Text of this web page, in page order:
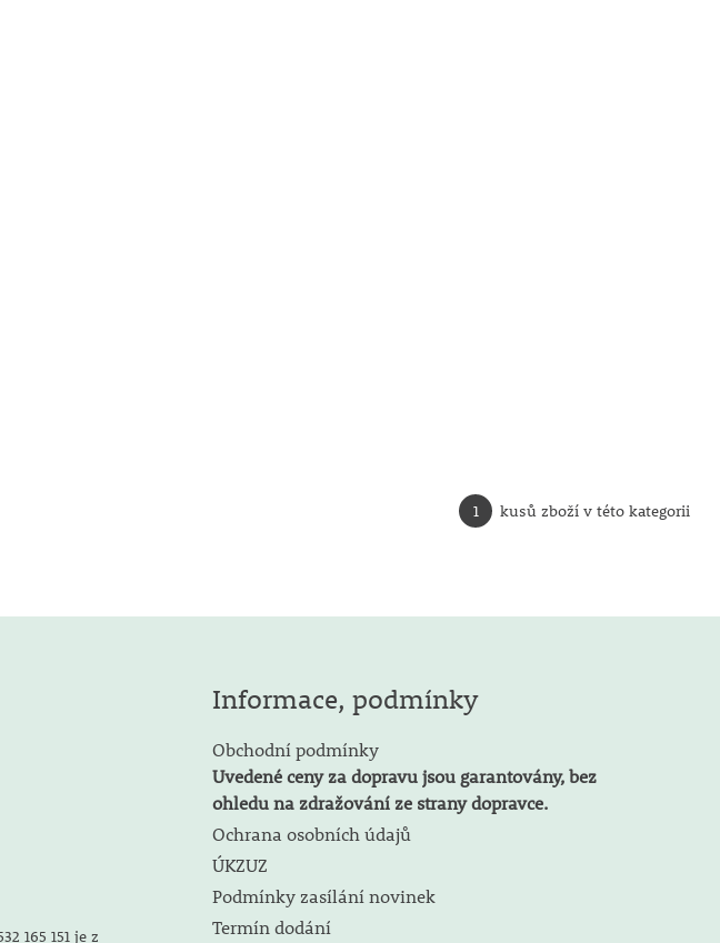
1 kusů zboží v této kategorii
165 151 je z
Informace, podmínky
Obchodní podmínky
Uvedené ceny za dopravu jsou garantovány, bez
ohledu na zdražování ze strany dopravce.
Ochrana osobních údajů
ÚKZUZ
Podmínky zasílání novinek
Termín dodání